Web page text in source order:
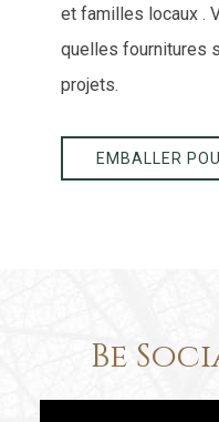
et familles locaux .
quelles fournitures
projets.
EMBALLER
Be